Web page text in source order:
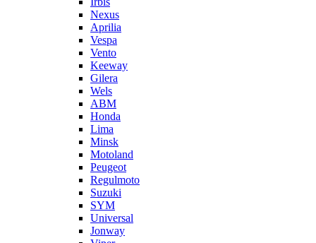
Nexus
Aprilia
Vespa
Vento
Keeway
Gilera
Wels
ABM
Honda
Lima
Minsk
Motoland
Peugeot
Regulmoto
Suzuki
SYM
Universal
Jonway